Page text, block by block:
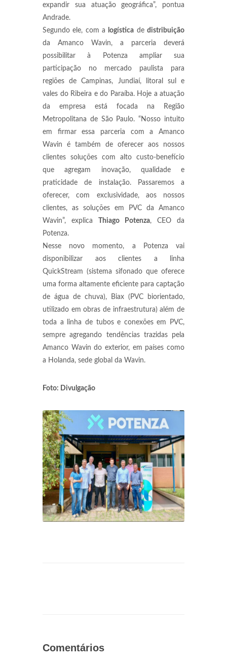
expandir sua atuação geográfica”, pontua
Andrade.
Segundo ele, com a
logística dedistribuição
da Amanco Wavin, a parceria deverá
possibilitar à Potenza ampliar sua
participação no mercado paulista para
regiões de Campinas, Jundiaí, litoral sul e
vales do Ribeira e do Paraíba. Hoje a atuação
da empresa está focada na Região
Metropolitana de São Paulo. “Nosso intuito
em firmar essa parceria com a Amanco
Wavin é também de oferecer aos nossos
clientes soluções com alto custo-benefício
que agregam inovação, qualidade e
praticidade de instalação. Passaremos a
oferecer, com exclusividade, aos nossos
clientes, as soluções em PVC da Amanco
Wavin”, explica
Thiago Potenza, CEO da
Potenza.
Nesse novo momento, a Potenza vai
disponibilizar aos clientes a linha
QuickStream (sistema sifonado que oferece
uma forma altamente eficiente para captação
de água de chuva), Biax (PVC biorientado,
utilizado em obras de infraestrutura) além de
toda a linha de tubos e conexões em PVC,
sempre agregando tendências trazidas pela
Amanco Wavin do exterior, em países como
a Holanda, sede global da Wavin.
Foto: Divulgação
Comentários